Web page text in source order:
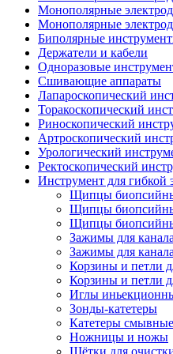
Монополярные
Монополярные
Биполярные
Держатели и кабели
Одноразовые
Сшивающие аппараты
Лапароскопический
Торакоскопический
Риноскопический
Артроскопический
Урологический
Ректоскопический
Инструмент для гибкой
Щипцы
Щипцы
Щипцы
Зажимы для
Зажимы для
Корзины и петли
Корзины и петли
Иглы
Зонды-катетеры
Катетеры смывные
Ножницы и ножы
Щётки для